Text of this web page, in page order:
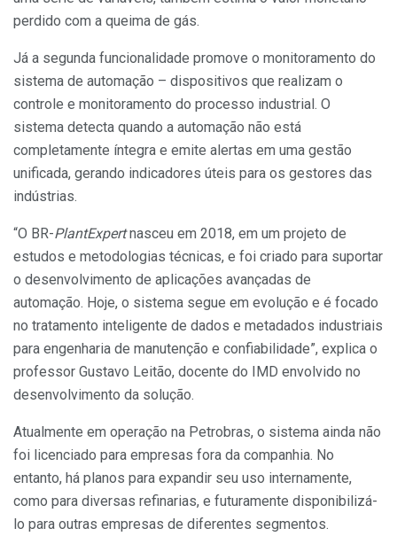
perdido com a queima de gás.
Já a segunda funcionalidade promove o monitoramento do
sistema de automação – dispositivos que realizam o
controle e monitoramento do processo industrial. O
sistema detecta quando a automação não está
completamente íntegra e emite alertas em uma gestão
unificada, gerando indicadores úteis para os gestores das
indústrias.
“O BR-PlantExpertnasceu em 2018, em um projeto de
estudos e metodologias técnicas, e foi criado para suportar
o desenvolvimento de aplicações avançadas de
automação. Hoje, o sistema segue em evolução e é focado
no tratamento inteligente de dados e metadados industriais
para engenharia de manutenção e confiabilidade”, explica o
professor Gustavo Leitão, docente do IMD envolvido no
desenvolvimento da solução.
Atualmente em operação na Petrobras, o sistema ainda não
foi licenciado para empresas fora da companhia. No
entanto, há planos para expandir seu uso internamente,
como para diversas refinarias, e futuramente disponibilizá-
lo para outras empresas de diferentes segmentos.